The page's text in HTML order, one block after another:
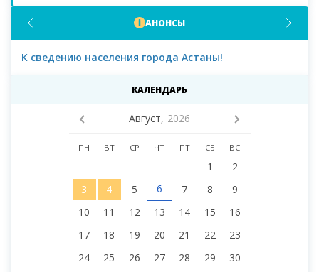
АНОНСЫ
К сведению населения города Астаны!
КАЛЕНДАРЬ
Август, 2026
ПН ВТ СР ЧТ ПТ СБ ВС
1
2
3
4 5 6 7 8
9
10
11 12 13 14 15
16
17
18 19 20 21 22
23
24
25 26 27 28 29
30